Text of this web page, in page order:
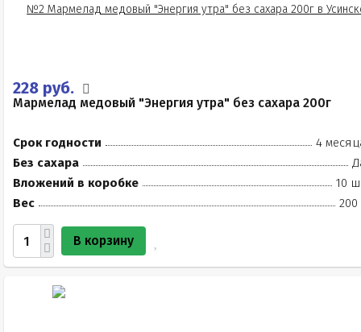
228 руб.
Мармелад медовый "Энергия утра" без сахара 200г
Срок годности
4
Без сахара
Вложений в коробке
10
Вес
200
В корзину